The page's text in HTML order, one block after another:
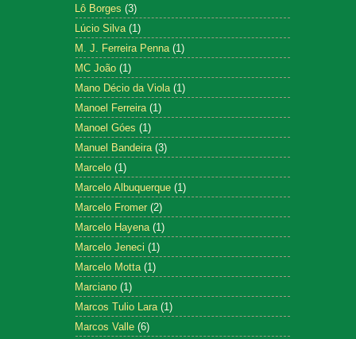
Lô Borges (3)
Lúcio Silva (1)
M. J. Ferreira Penna (1)
MC João (1)
Mano Décio da Viola (1)
Manoel Ferreira (1)
Manoel Góes (1)
Manuel Bandeira (3)
Marcelo (1)
Marcelo Albuquerque (1)
Marcelo Fromer (2)
Marcelo Hayena (1)
Marcelo Jeneci (1)
Marcelo Motta (1)
Marciano (1)
Marcos Tulio Lara (1)
Marcos Valle (6)